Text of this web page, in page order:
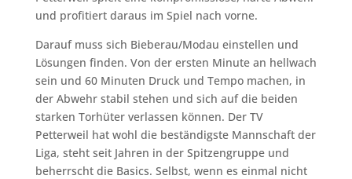
und profitiert daraus im Spiel nach vorne.
Darauf muss sich Bieberau/Modau einstellen und
Lösungen finden. Von der ersten Minute an hellwach
sein und 60 Minuten Druck und Tempo machen, in
der Abwehr stabil stehen und sich auf die beiden
starken Torhüter verlassen können. Der TV
Petterweil hat wohl die beständigste Mannschaft der
Liga, steht seit Jahren in der Spitzengruppe und
beherrscht die Basics. Selbst, wenn es einmal nicht